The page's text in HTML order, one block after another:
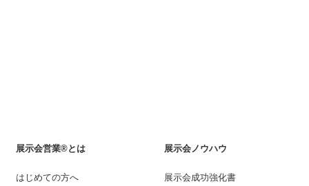
展示会営業®とは
はじめての方へ
展示会ノウハウ
展示会成功強化書